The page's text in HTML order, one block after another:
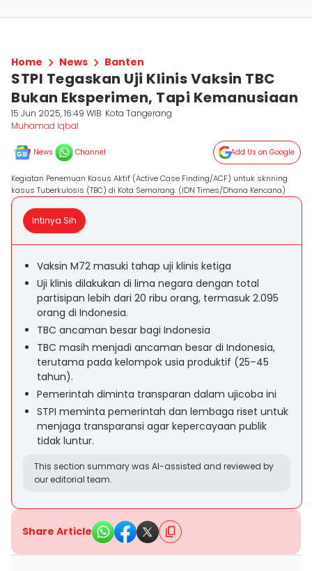
Home News Banten
STPI Tegaskan Uji Klinis Vaksin TBC
Bukan Eksperimen, Tapi Kemanusiaan
15 Jun 2025, 16:49 WIB Kota Tangerang
Muhamad Iqbal
News Channel Add Us on Google
Kegiatan Penemuan Kasus Aktif (Active Case Finding/ACF) untuk skrining
kasus Tuberkulosis (TBC) di Kota Semarang. (IDN Times/Dhana Kencana)
Intinya Sih
Vaksin M72 masuki tahap uji klinis ketiga
Uji klinis dilakukan di lima negara dengan total
partisipan lebih dari 20 ribu orang, termasuk 2.095
orang di Indonesia.
TBC ancaman besar bagi Indonesia
TBC masih menjadi ancaman besar di Indonesia,
terutama pada kelompok usia produktif (25–45
tahun).
Pemerintah diminta transparan dalam ujicoba ini
STPI meminta pemerintah dan lembaga riset untuk
menjaga transparansi agar kepercayaan publik
tidak luntur.
This section summary was AI-assisted and reviewed by
our editorial team.
Share Article